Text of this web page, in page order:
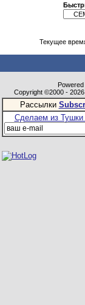
Текущее
Copyright ©2000 -
Рассылки
Сделаем из Тушки